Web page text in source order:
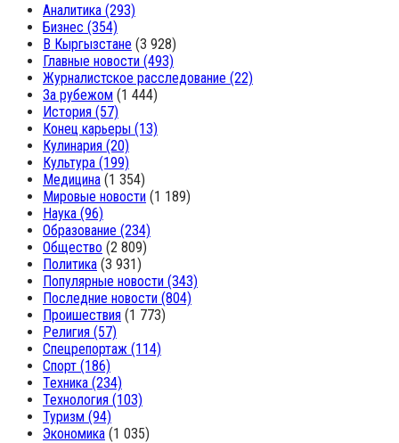
Аналитика (293)
Бизнес (354)
В Кыргызстане (3 928)
Главные новости (493)
Журналистское расследование (22)
За рубежом (1 444)
История (57)
Конец карьеры (13)
Кулинария (20)
Культура (199)
Медицина (1 354)
Мировые новости (1 189)
Наука (96)
Образование (234)
Общество (2 809)
Политика (3 931)
Популярные новости (343)
Последние новости (804)
Проишествия (1 773)
Религия (57)
Спецрепортаж (114)
Спорт (186)
Техника (234)
Технология (103)
Туризм (94)
Экономика (1 035)